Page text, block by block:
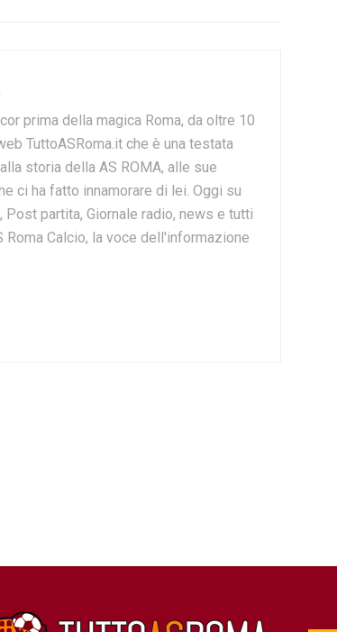
prima della magica Roma, da oltre 10
TuttoASRoma.it che è una testata
storia della AS ROMA, alle sue
ci ha fatto innamorare di lei. Oggi su
partita, Giornale radio, news e tutti
Calcio, la voce dell'informazione